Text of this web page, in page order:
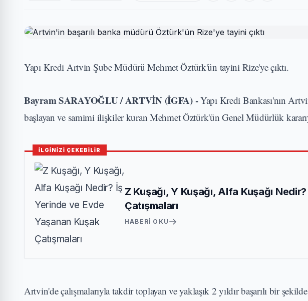
Yapı Kredi Artvin Şube Müdürü Mehmet Öztürk'ün tayini Rize'ye çıktı.
Bayram SARAYOĞLU / ARTVİN (İGFA) -Yapı Kredi Bankası'nın
başlayan ve samimi ilişkiler kuran Mehmet Öztürk'ün Genel Müdürlük
İLGİNİZİ ÇEKEBİLİR
Z Kuşağı, Y Kuşağı, Alfa Kuşağı
Çatışmaları
HABERI OKU
Artvin'de çalışmalarıyla takdir toplayan ve yaklaşık 2 yıldır başarılı bir